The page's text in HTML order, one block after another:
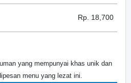
Rp. 18,700
yang mempunyai khas unik dan
menu yang lezat ini.